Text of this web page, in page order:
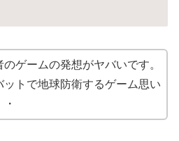
ゲームの発想がヤバいです。
ットで地球防衛するゲーム思い